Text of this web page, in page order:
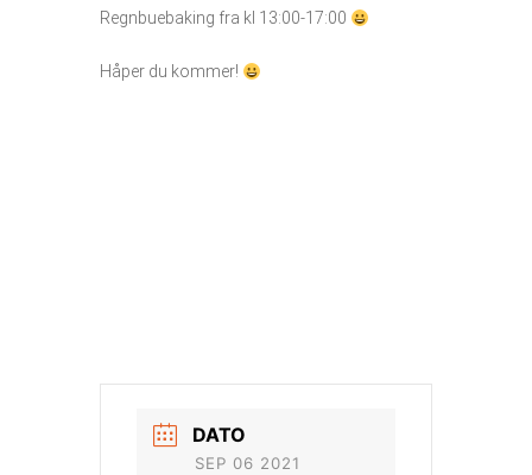
Regnbuebaking fra kl 13:00-17:00
Håper du kommer!
DATO
SEP 06 2021